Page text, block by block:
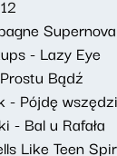
Supernova
- Lazy Eye
Bądź
- Pójdę
- Bal u Rafała
Like Teen